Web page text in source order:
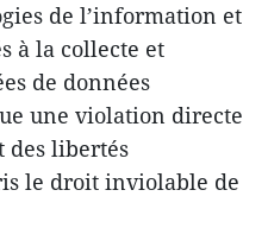
de l’information et
à la collecte et
de données
une violation directe
des libertés
le droit inviolable de